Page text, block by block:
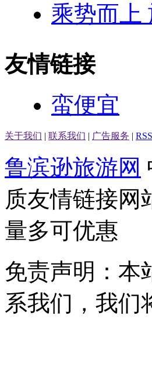
乘势而上
友情链接
蛮便宜
关于我们 | 联系我们 | 广告服务 |
鲁滨逊旅游网
质友情链接网
量多可优惠
免责声明：本
系我们，我们